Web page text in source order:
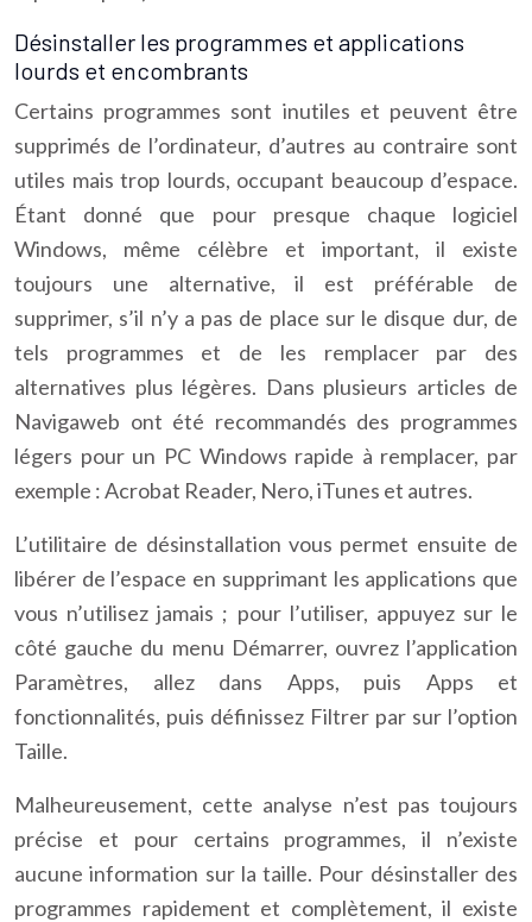
Désinstaller les programmes et applications
lourds et encombrants
Certains programmes sont inutiles et peuvent être
supprimés de l’ordinateur, d’autres au contraire sont
utiles mais trop lourds, occupant beaucoup d’espace.
Étant donné que pour presque chaque logiciel
Windows, même célèbre et important, il existe
toujours une alternative, il est préférable de
supprimer, s’il n’y a pas de place sur le disque dur, de
tels programmes et de les remplacer par des
alternatives plus légères. Dans plusieurs articles de
Navigaweb ont été recommandés des programmes
légers pour un PC Windows rapide à remplacer, par
exemple : Acrobat Reader, Nero, iTunes et autres.
L’utilitaire de désinstallation vous permet ensuite de
libérer de l’espace en supprimant les applications que
vous n’utilisez jamais ; pour l’utiliser, appuyez sur le
côté gauche du menu Démarrer, ouvrez l’application
Paramètres, allez dans Apps, puis Apps et
fonctionnalités, puis définissez Filtrer par sur l’option
Taille.
Malheureusement, cette analyse n’est pas toujours
précise et pour certains programmes, il n’existe
aucune information sur la taille. Pour désinstaller des
programmes rapidement et complètement, il existe